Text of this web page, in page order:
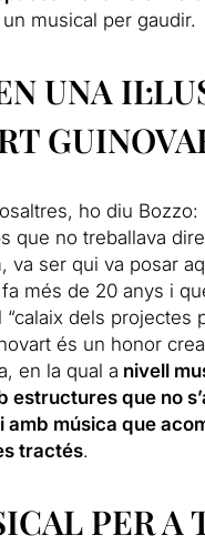
musical per gaudir.
UNA
ho diu Bozzo:
que no treballava
va ser qui va posar
més de 20 anys i
dels projectes
és un honor
en la qual a nivell
estructures que no
música que
tractés.
PER A